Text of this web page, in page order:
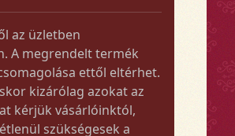
az üzletben
A megrendelt termék
ettől eltérhet.
kizárólag azokat az
kérjük vásárlóinktól,
szükségesek a